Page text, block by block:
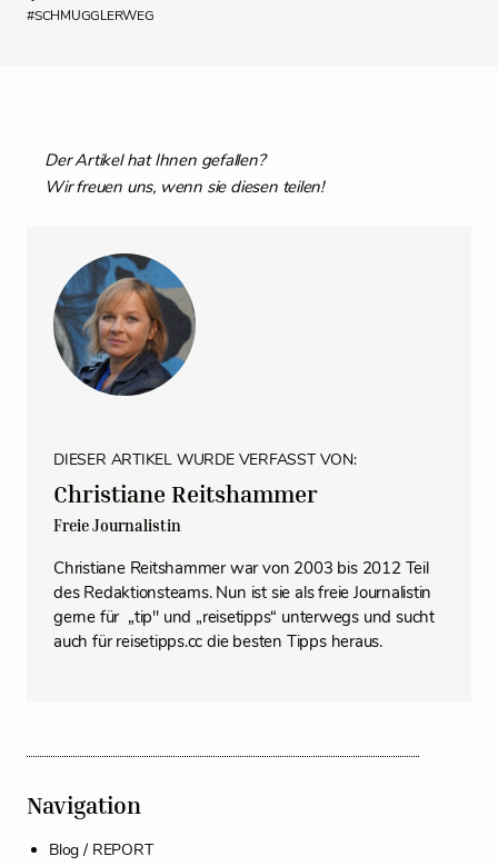
#SCHMUGGLERWEG
Der Artikel hat Ihnen gefallen?
Wir freuen uns, wenn sie diesen teilen!
DIESER ARTIKEL WURDE VERFASST VON:
Christiane Reitshammer
Freie Journalistin
Christiane Reitshammer war von 2003 bis 2012 Teil
des Redaktionsteams. Nun ist sie als freie Journalistin
gerne für „tip" und „reisetipps“ unterwegs und sucht
auch für reisetipps.cc die besten Tipps heraus.
Navigation
Blog / REPORT